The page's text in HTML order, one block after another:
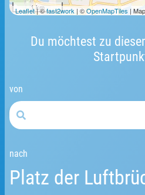
Du möchtest zu
von
nach
Platz der
1 km
Leaflet| ©fast2work | ©OpenMapTiles |